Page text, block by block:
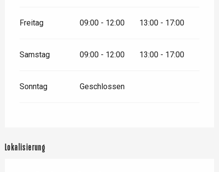
Freitag 09:00 - 12:00 13:00 - 17:00
Samstag 09:00 - 12:00 13:00 - 17:00
Sonntag Geschlossen
Lokalisierung